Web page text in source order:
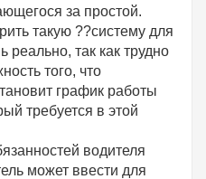
за простой.
такую ??систему для
реально, так как трудно
того, что
график работы
требуется в этой
водителя
может ввести для